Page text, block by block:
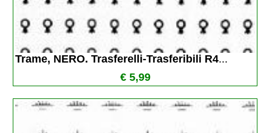
Trame, NERO. Trasferelli-Trasferibili R4...
€ 5,99